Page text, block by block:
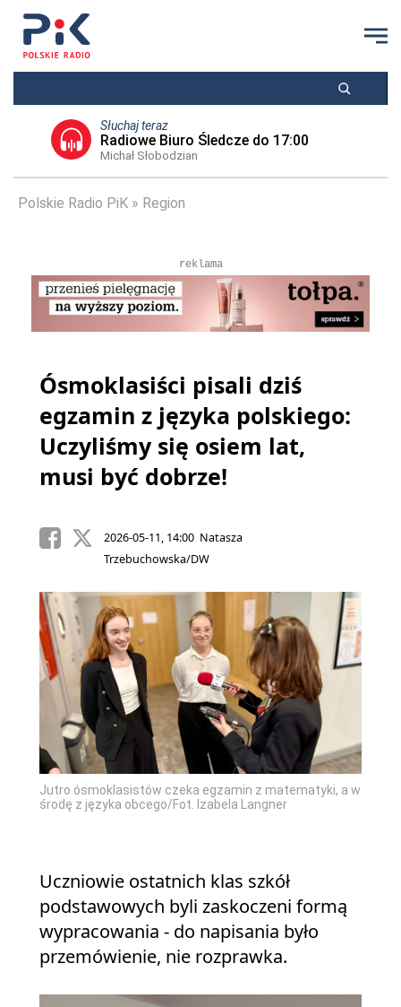
Słuchaj teraz
Radiowe Biuro Śledcze do 17:00
Michał Słobodzian
Polskie Radio PiK Region
reklama
Ósmoklasiści pisali dziś
egzamin z języka polskiego:
Uczyliśmy się osiem lat,
musi być dobrze!
2026-05-11, 14:00 Natasza
Trzebuchowska/DW
Jutro ósmoklasistów czeka egzamin z matematyki, a w
środę z języka obcego/Fot. Izabela Langner
Uczniowie ostatnich klas szkół
podstawowych byli zaskoczeni formą
wypracowania - do napisania było
przemówienie, nie rozprawka.